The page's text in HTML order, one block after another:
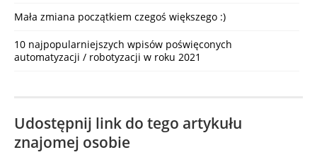
Mała zmiana początkiem czegoś większego :)
10 najpopularniejszych wpisów poświęconych
automatyzacji / robotyzacji w roku 2021
Udostępnij link do tego artykułu
znajomej osobie